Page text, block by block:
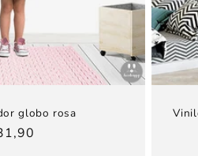
globo rosa